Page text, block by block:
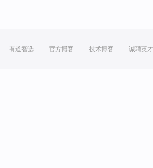
有道智选 官方博客 技术博客 诚聘英才